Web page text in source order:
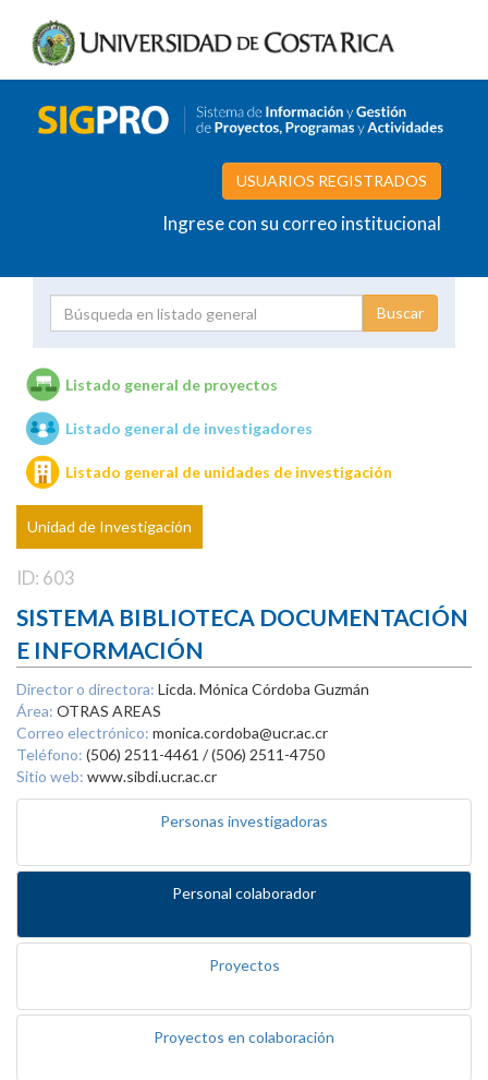
USUARIOS REGISTRADOS
Ingrese con su correo institucional
Unidades de investigación
Listado general de proyectos
Listado general de investigadores
Listado general de unidades de investigación
Unidad de Investigación
ID: 603
SISTEMA BIBLIOTECA DOCUMENTACIÓN
E INFORMACIÓN
Director o directora: Licda. Mónica Córdoba Guzmán
Área: OTRAS AREAS
Correo electrónico: monica.cordoba@ucr.ac.cr
Teléfono: (506) 2511-4461 / (506) 2511-4750
Sitio web: www.sibdi.ucr.ac.cr
Personas investigadoras
Personal colaborador
Proyectos
Proyectos en colaboración